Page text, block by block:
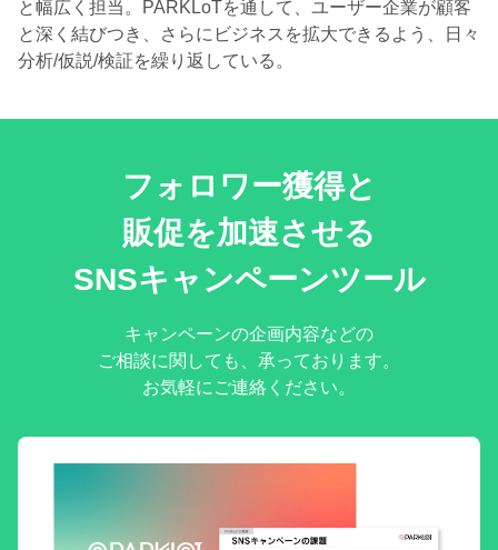
と幅広く担当。PARKLoTを通して、ユーザー企業が顧客
と深く結びつき、さらにビジネスを拡大できるよう、日々
分析/仮説/検証を繰り返している。
フォロワー獲得と
販促を加速させる
SNSキャンペーンツール
キャンペーンの企画内容などの
ご相談に関しても、承っております。
お気軽にご連絡ください。